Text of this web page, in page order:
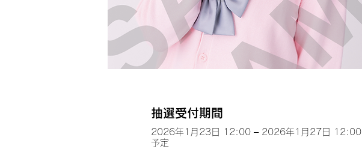
抽選受付期間
2026年1月23日 12:00 – 2026年1月27日 12:00
予定